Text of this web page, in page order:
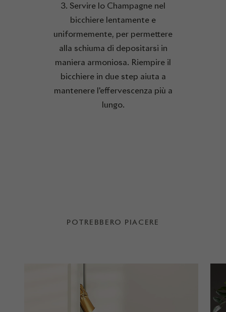
3. Servire lo Champagne nel
bicchiere lentamente e
uniformemente, per permettere
alla schiuma di depositarsi in
maniera armoniosa. Riempire il
bicchiere in due step aiuta a
mantenere l'effervescenza più a
lungo.
POTREBBERO PIACERE